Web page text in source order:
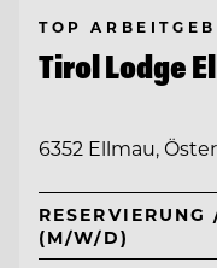
TOP
Tirol Lodge
6352 Ellmau,
(M/W/D)